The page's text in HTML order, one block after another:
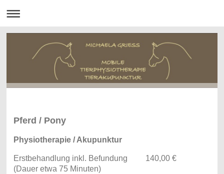
Pferd / Pony
Physiotherapie / Akupunktur
Erstbehandlung inkl. Befundung 140,00 €
(Dauer etwa 75 Minuten)